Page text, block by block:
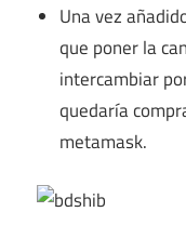
Una vez
que poner la
intercambiar
quedaría
metamask.